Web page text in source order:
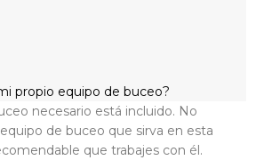
propio equipo de buceo?
necesario está incluido. No
de buceo que sirva en esta
que trabajes con él.